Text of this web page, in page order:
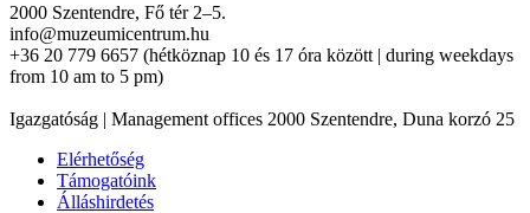
2000 Szentendre, Fő tér 2–5.
info@muzeumicentrum.hu
+36 20 779 6657 (hétköznap 10 és 17 óra között | during weekdays
from 10 am to 5 pm)
Igazgatóság | Management offices 2000 Szentendre, Duna korzó 25
Elérhetőség
Támogatóink
Álláshirdetés